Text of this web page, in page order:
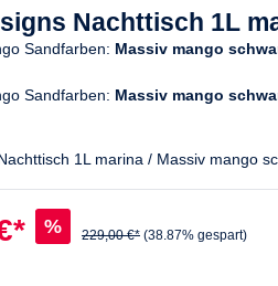
Nachttisch 1L
Sandfarben: Massiv mango
Sandfarben: Massiv mango
1L marina / Massiv mango
% 229,00 €* (38.87% gespart)